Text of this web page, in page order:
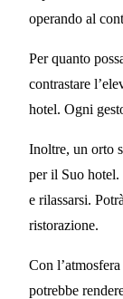
operando al
Per quanto
contrastare
hotel. Ogni
Inoltre, un orto
per il Suo
e rilassarsi.
ristorazione.
Con
potrebbe